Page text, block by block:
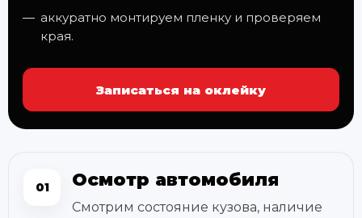
аккуратно монтируем пленку и проверяем
края.
Записаться на оклейку
01 Осмотр автомобиля
Смотрим состояние кузова, наличие